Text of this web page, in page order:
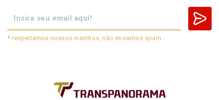
* respeitamos nossos inscritos, não enviamos spam.